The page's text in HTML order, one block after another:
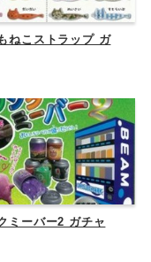
ねこストラップ ガ
ミーバー2 ガチャ